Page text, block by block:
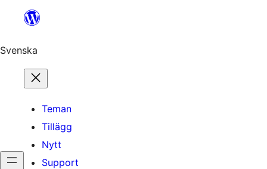
Hoppa
innehåll
Svenska
Teman
Tillägg
Nytt
Support